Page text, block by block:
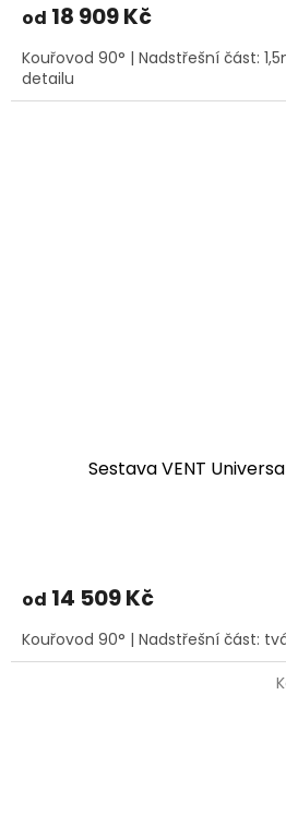
od 18 909 Kč
Kouřovod 90° | Nadstřešní část:
detailu
Sestava VENT
od 14 509 Kč
Kouřovod 90° | Nadstřešní část: